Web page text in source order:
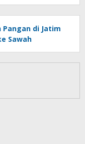
Pangan di Jatim
Sawah